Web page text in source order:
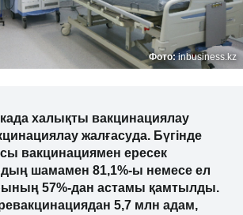
Фото:inbusiness.kz
халықты вакцинациялау
жалғасуда. Бүгінде
вакцинациямен ересек
шамамен 81,1%-ы немесе ел
57%-дан астамы қамтылды.
5,7 млн адам,